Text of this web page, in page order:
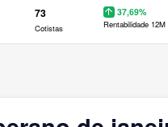
73
Cotistas
37,69%
Rentabilidade 12M